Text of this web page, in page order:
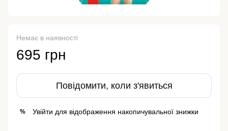
Немає в наявності
695 грн
Повідомити, коли з'явиться
% Увійти для відображення накопичувальної знижки